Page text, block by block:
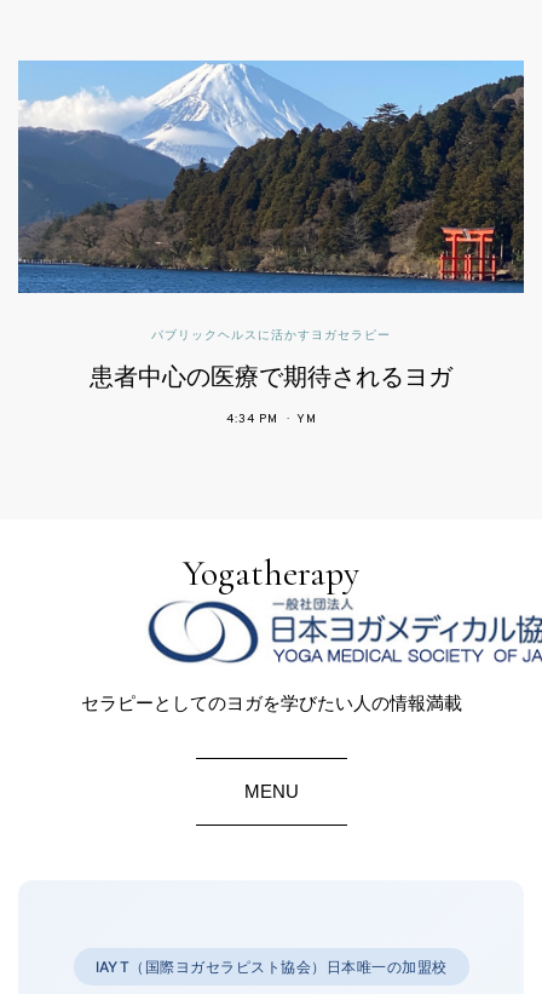
パブリックヘルスに活かすヨガセラピー
患者中心の医療で期待されるヨガ
4:34 PM YM
Yogatherapy
セラピーとしてのヨガを学びたい人の情報満載
MENU
IAYT（国際ヨガセラピスト協会）日本唯一の加盟校